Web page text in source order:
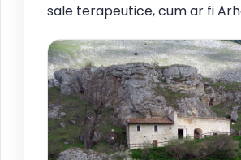
sale terapeutice, cum ar fi